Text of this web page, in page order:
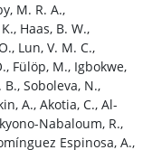
M. R. A.,
Haas, B. W.,
Lun, V. M. C.,
Fülöp, M., Igbokwe,
Soboleva, N.,
A., Akotia, C., Al-
Nabaloum, R.,
Espinosa, A.,